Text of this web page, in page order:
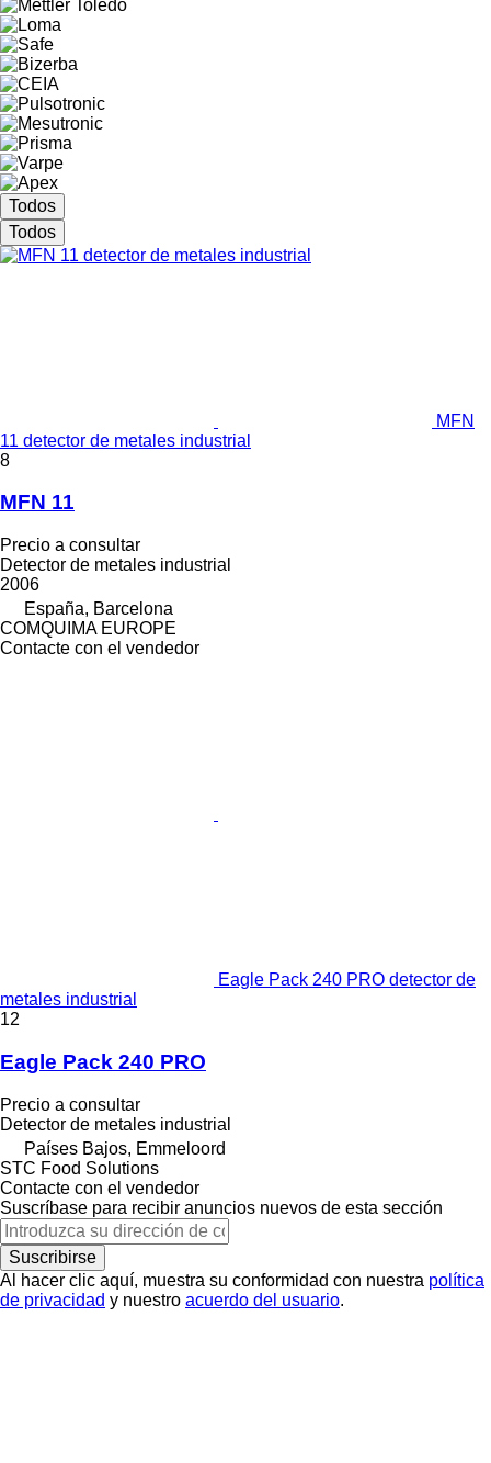
Todos
Todos
MFN
11 detector de metales industrial
8
MFN 11
Precio a consultar
Detector de metales industrial
2006
España, Barcelona
COMQUIMA EUROPE
Contacte con el vendedor
Eagle Pack 240 PRO detector de
metales industrial
12
Eagle Pack 240 PRO
Precio a consultar
Detector de metales industrial
Países Bajos, Emmeloord
STC Food Solutions
Contacte con el vendedor
Suscríbase para recibir anuncios nuevos de esta sección
Suscribirse
Al hacer clic aquí, muestra su conformidad con nuestra política
de privacidad y nuestro acuerdo del usuario.